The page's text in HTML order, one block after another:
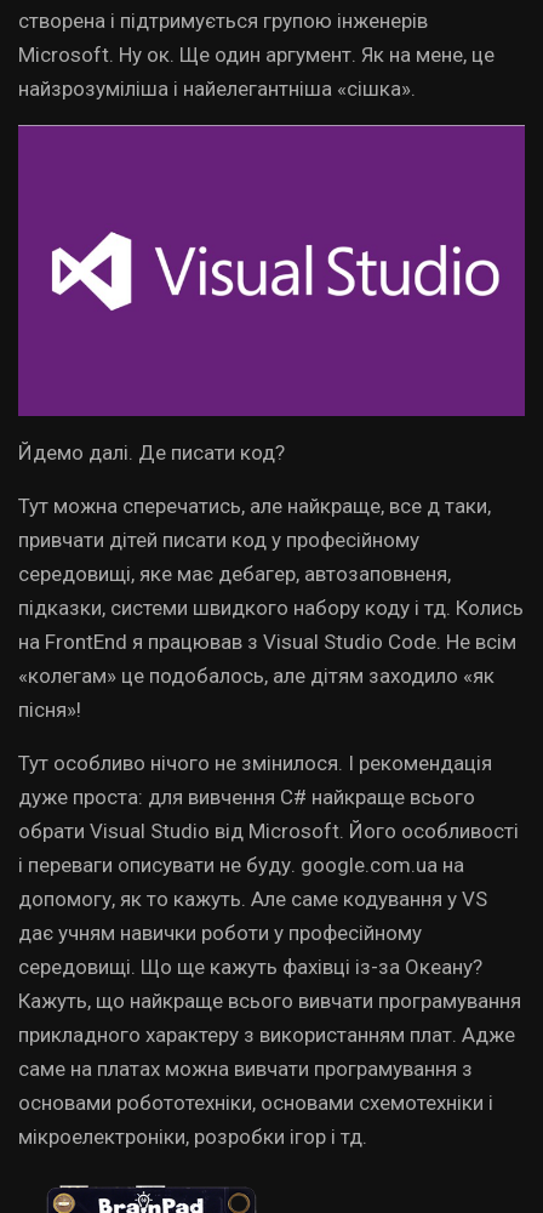
створена і підтримується групою інженерів
Microsoft. Ну ок. Ще один аргумент. Як на мене, це
найзрозуміліша і найелегантніша «сішка».
Йдемо далі. Де писати код?
Тут можна сперечатись, але найкраще, все д таки,
привчати дітей писати код у професійному
середовищі, яке має дебагер, автозаповненя,
підказки, системи швидкого набору коду і тд. Колись
на FrontEnd я працював з Visual Studio Code. Не всім
«колегам» це подобалось, але дітям заходило «як
пісня»!
Тут особливо нічого не змінилося. І рекомендація
дуже проста: для вивчення С# найкраще всього
обрати Visual Studio від Microsoft. Його особливості
і переваги описувати не буду. google.com.ua на
допомогу, як то кажуть. Але саме кодування у VS
дає учням навички роботи у професійному
середовищі. Що ще кажуть фахівці із-за Океану?
Кажуть, що найкраще всього вивчати програмування
прикладного характеру з використанням плат. Адже
саме на платах можна вивчати програмування з
основами робототехніки, основами схемотехніки і
мікроелектроніки, розробки ігор і тд.